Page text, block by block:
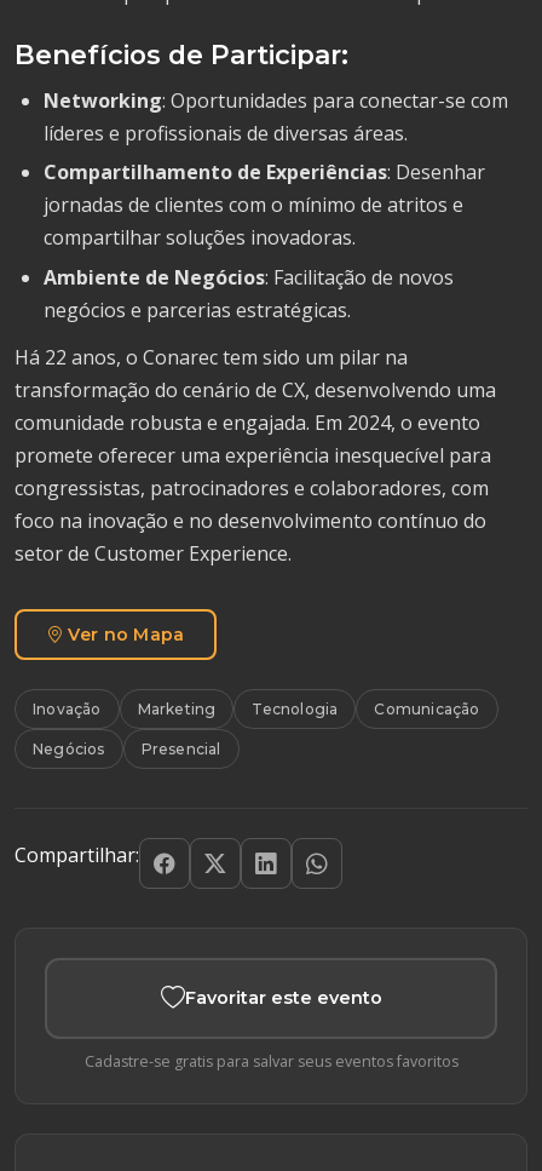
Benefícios de Participar:
Networking: Oportunidades para conectar-se com
líderes e profissionais de diversas áreas.
Compartilhamento de Experiências: Desenhar
jornadas de clientes com o mínimo de atritos e
compartilhar soluções inovadoras.
Ambiente de Negócios: Facilitação de novos
negócios e parcerias estratégicas.
Há 22 anos, o Conarec tem sido um pilar na
transformação do cenário de CX, desenvolvendo uma
comunidade robusta e engajada. Em 2024, o evento
promete oferecer uma experiência inesquecível para
congressistas, patrocinadores e colaboradores, com
foco na inovação e no desenvolvimento contínuo do
setor de Customer Experience.
Ver no Mapa
Inovação Marketing Tecnologia Comunicação
Negócios Presencial
Compartilhar:
Favoritar este evento
Cadastre-se gratis para salvar seus eventos favoritos